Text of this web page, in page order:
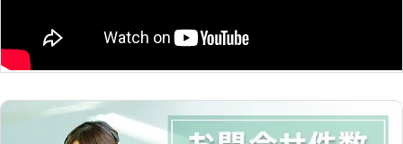
【パソコン修理実績20年！パソコン
にもよりますが、最短で当日出張訪問
ソコンを修理してほしいお客様のニー
ズにお応えできますよ。まずは予約状